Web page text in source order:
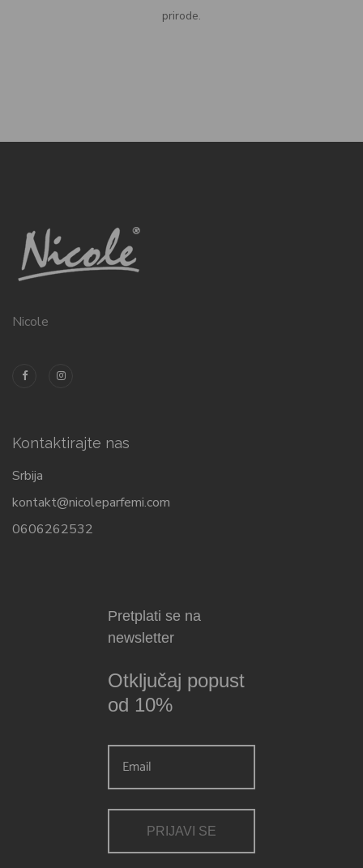
prirode.
Nicole
Kontaktirajte nas
Srbija
kontakt@nicoleparfemi.com
0606262532
Pretplati se na
newsletter
Otključaj popust
od 10%
PRIJAVI SE